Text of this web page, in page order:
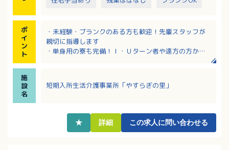
ポ
イ
ン
ト
・未経験・ブランクのある方も歓迎！先輩スタッフが
親切に指導します
・単身用の寮も完備！Ｉ・Ｕターン者や遠方の方から
・車通勤OK！無料駐車場あり！通勤に便利な地域で就
業したい方にピッタリの施設！
・各種手当充実！
施
設
名
短期入所生活介護事業所「やすらぎの里」
★ 詳細 この求人に問い合わせる